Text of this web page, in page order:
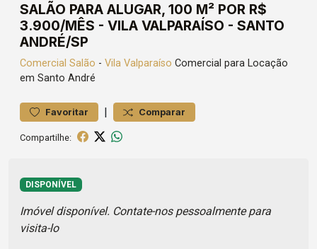
SALÃO PARA ALUGAR, 100 M² POR R$
3.900/MÊS - VILA VALPARAÍSO - SANTO
ANDRÉ/SP
Comercial Salão - Vila Valparaíso Comercial para Locação
em Santo André
Favoritar | Comparar
Compartilhe:
DISPONÍVEL
Imóvel disponível. Contate-nos pessoalmente para
visita-lo